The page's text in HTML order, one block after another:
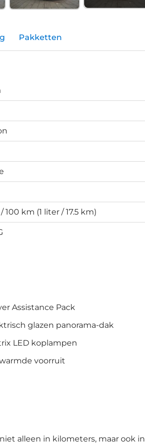
Pakketten
100 km (1 liter / 17.5 km)
Assistance Pack
glazen panorama-dak
LED koplampen
voorruit
alleen in kilometers, maar ook in